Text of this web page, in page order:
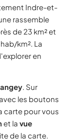
Indre-et-
rassemble
de 23 km² et
km². La
en
. Sur
les boutons
carte pour vous
et la vue
de la carte.